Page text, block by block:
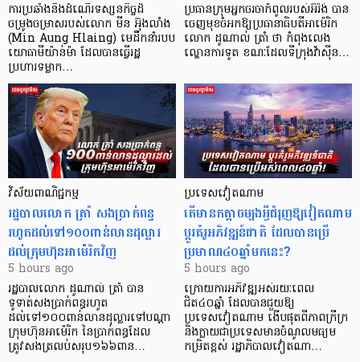
ការប្រឆាំងនឹងដំណើរទស្សនកិច្ចដ៏
ចម្រូងចម្រាសរបស់លោក មីន អ៊ុងលាំង
(Min Aung Hlaing) មេដឹកនាំរបប
យោធាមីយ៉ាន់ម៉ា ដែលបានធ្វើរដ្ឋ
ប្រហារទម្លាក…
ប្រធានក្រុមអ្នកចរចាកំពូលរបស់អ៊ីរ៉ង់ បាន
ចេញមុខចំអកឱ្យប្រធានាធិបតីអាម៉េរិក
លោក ដូណាល់ ត្រាំ ថា កំពុងលេង
ល្ខោនការទូត ខណៈដែលទីក្រុងវ៉ាស៊ីន…
វិស័យ​ពាណិជ្ជកម្ម
រដ្ឋបាលលោក ត្រាំ សងប្រាក់ពន្ធ
រហូតដល់ទៅ១០០ពាន់លានដុល្លារ
ដល់ក្រុមហ៊ុនអាម៉េរិកវិញ
5 hours ago
រដ្ឋបាលលោក ដូណាល់ ត្រាំ បាន​
ទូទាត់សងប្រាក់ពន្ធរហូត
ដល់ទៅ១០០ពាន់លានដុល្លារទៅបណ្ដា
ក្រុមហ៊ុនអាម៉េរិក នៃប្រាក់ពន្ធដែល
ត្រូវសងត្រលប់សរុប១៦៦ពាន…
ប្រទេសវៀតណាម
តើមានកត្តាចម្បងអ្វីជំរុញឱ្យវៀតណាម
ប្តូរគំរូអភិវឌ្ឍន៍ជាតិ ដែលបានប្រើ
ប្រមាណ៤០ឆ្នាំមកនេះ?
5 hours ago
ក្រោយការអភិវឌ្ឍអស់រយៈពេល
ជិត៤០ឆ្នាំ ដែលបានជួយឱ្យ​
ប្រទេសវៀតណាម ងើប​ផុតពីភាពក្រីក្រ
និងក្លាយជាប្រទេសមានចំណូលមធ្យម
កម្រិតខ្ពស់ រដ្ឋាភិបាលវៀតណា…